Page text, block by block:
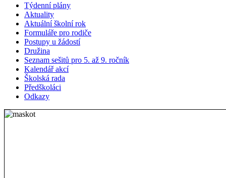
Týdenní plány
Aktuality
Aktuální školní rok
Formuláře pro rodiče
Postupy u žádostí
Družina
Seznam sešitů pro 5. až 9. ročník
Kalendář akcí
Školská rada
Předškoláci
Odkazy